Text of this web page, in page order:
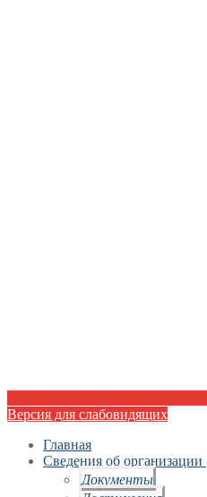
Версия для слабовидящих
Главная
Сведения об организации
Документы